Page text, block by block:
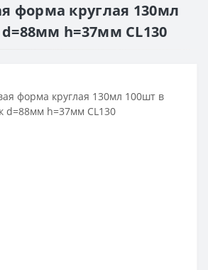
форма круглая 130мл
h=37мм CL130